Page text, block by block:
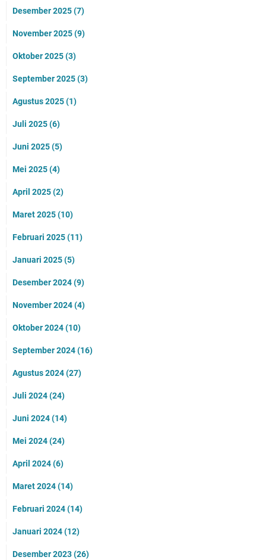
Desember 2025(7)
November 2025(9)
Oktober 2025(3)
September 2025(3)
Agustus 2025(1)
Juli 2025(6)
Juni 2025(5)
Mei 2025(4)
April 2025(2)
Maret 2025(10)
Februari 2025(11)
Januari 2025(5)
Desember 2024(9)
November 2024(4)
Oktober 2024(10)
September 2024(16)
Agustus 2024(27)
Juli 2024(24)
Juni 2024(14)
Mei 2024(24)
April 2024(6)
Maret 2024(14)
Februari 2024(14)
Januari 2024(12)
Desember 2023(26)